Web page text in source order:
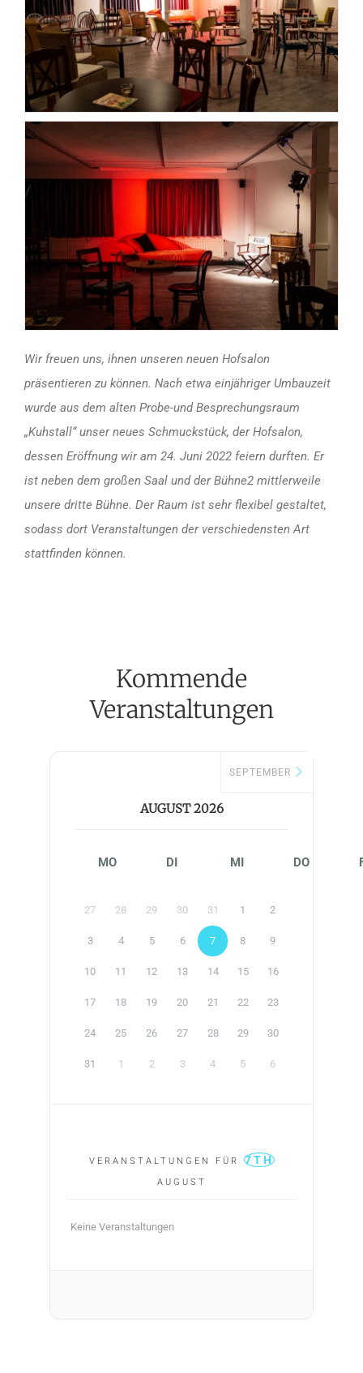
Wir freuen uns, ihnen unseren neuen Hofsalon
präsentieren zu können. Nach etwa einjähriger Umbauzeit
wurde aus dem alten Probe-und Besprechungsraum
„Kuhstall“ unser neues Schmuckstück, der Hofsalon,
dessen Eröffnung wir am 24. Juni 2022 feiern durften. Er
ist neben dem großen Saal und der Bühne2 mittlerweile
unsere dritte Bühne. Der Raum ist sehr flexibel gestaltet,
sodass dort Veranstaltungen der verschiedensten Art
stattfinden können.
Kommende
Veranstaltungen
AUGUST 2026
SEPTEMBER
MO DI MI DO
27 28 29 30 31 1 2
3 4 5 6 7 8 9
10 11 12 13 14 15 16
17 18 19 20 21 22 23
24 25 26 27 28 29 30
31 1 2 3 4 5 6
VERANSTALTUNGEN FÜR 7TH
AUGUST
Keine Veranstaltungen